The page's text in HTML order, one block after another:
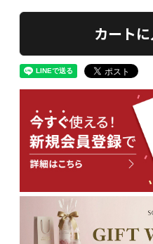
カート